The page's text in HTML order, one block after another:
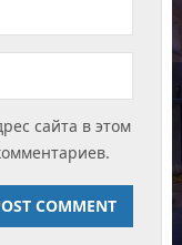
сайта в этом